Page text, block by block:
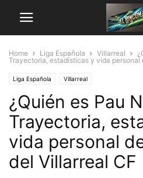
Home Liga Española Villarreal
Trayectoria, estadísticas y vida personal
Liga Española Villarreal
¿Quién es Pau
Trayectoria,
vida personal
del Villarreal CF